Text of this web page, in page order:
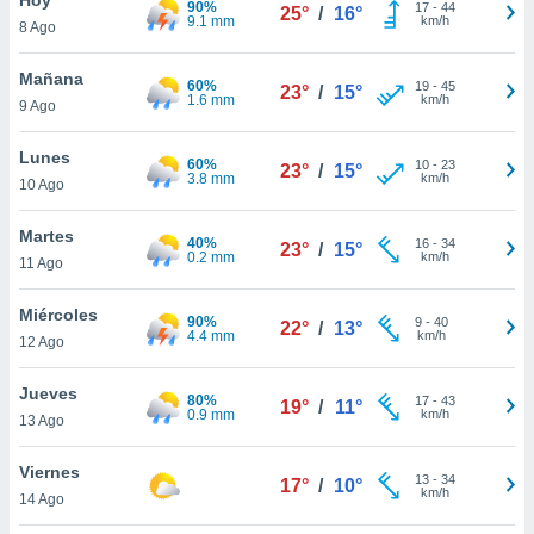
y
en
más
de
8 Ago
90%
9.1 mm
25° / 16° 17- 44
km/h
Mañana
9 Ago
60%
1.6 mm
23° / 15° 19- 45
km/h
Lunes
10 Ago
60%
3.8 mm
23° / 15° 10- 23
km/h
Martes
11 Ago
40%
0.2 mm
23° / 15° 16- 34
km/h
Miércoles
12 Ago
90%
4.4 mm
22° / 13° 9- 40
km/h
Jueves
13 Ago
80%
0.9 mm
19° / 11° 17- 43
km/h
Viernes
14 Ago
17° / 10° 13- 34
km/h